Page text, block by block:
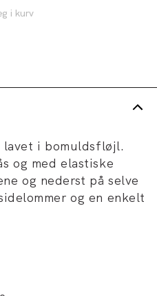
i kurv
i bomuldsfløjl.
og med elastiske
og nederst på selve
og en enkelt